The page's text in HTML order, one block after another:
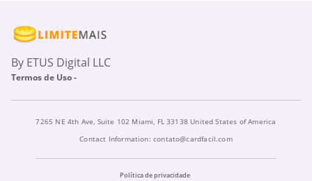
By ETUS Digital LLC
Termos de Uso -
7265 NE 4th Ave, Suite 102 Miami, FL 33138 United States of America
Contact Information: contato@cardfacil.com
Política de privacidade